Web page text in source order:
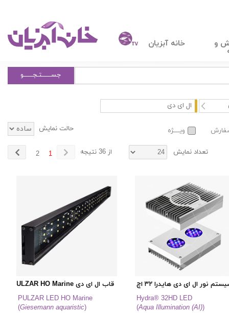
و خانه آبزیان
جســــــتـجــــــو
ال ای دی
ویــــژه حالت نمایش
تعداد نمایش از 36 نتیجه 1
2
نور ال ای دی هایدرا ۳۲ اچ دی
Hydra® 32HD LED
(Aqua Illumination (AI))
قاب ال ای دی PULZAR HO Marine
PULZAR LED HO Marine
(Giesemann aquaristic)